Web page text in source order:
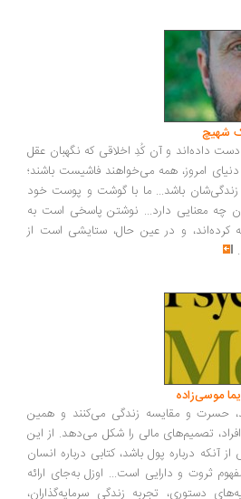
شهیچ‭
داده‌اند و آن کُدِ اخلاقی که نگهبان عقل
امروز، همه می‌خواهند فاشیست باشند؛
زندگی‌شان باشد... ما با گوشت و پوست خود
چه معنایی دارد... نوشتن پاسخی است به
کرده‌اند، و در عین حال، ستایشی است از
موسی‌زاده
حسرت و مقایسه زندگی می‌کنند و همین
تصمیم‌های مالی را شکل می‌دهد. از این
آنکه درباره پول باشد، کتابی درباره انسان
ثروت و دارایی است... اوزل به‌جای ارائه
دستوری، تجربه زندگی سرمایه‌گذاران،